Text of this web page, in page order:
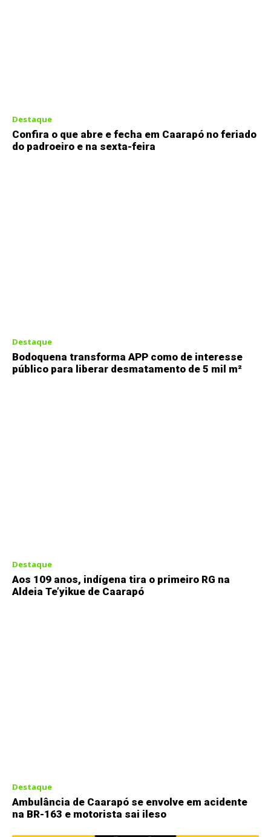
Destaque
Confira o que abre e fecha em Caarapó no feriado
do padroeiro e na sexta-feira
Destaque
Bodoquena transforma APP como de interesse
público para liberar desmatamento de 5 mil m²
Destaque
Aos 109 anos, indígena tira o primeiro RG na
Aldeia Te’yikue de Caarapó
Destaque
Ambulância de Caarapó se envolve em acidente
na BR-163 e motorista sai ileso